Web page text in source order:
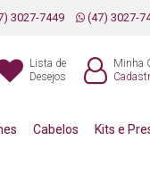
3027-7449 (47) 3027-
Lista de
Desejos
Minha
Cabelos Kits e